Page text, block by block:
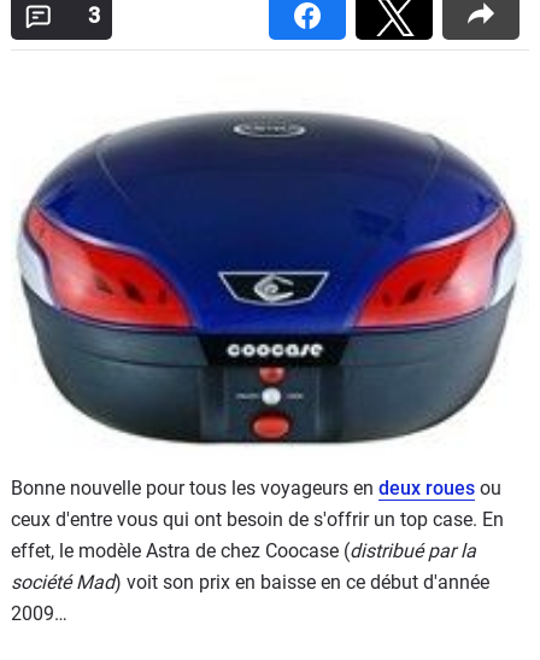
Avis
Scooters
&
125
Marques
Services
3
Bonne nouvelle pour tous les voyageurs en deux roues ou
ceux d'entre vous qui ont besoin de s'offrir un top case. En
effet, le modèle Astra de chez Coocase (distribué par la
société Mad) voit son prix en baisse en ce début d'année
2009…